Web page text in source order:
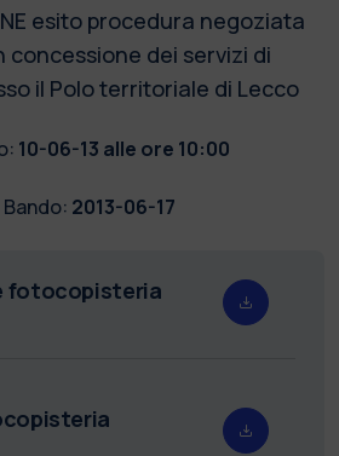
esito procedura negoziata
concessione dei servizi di
il Polo territoriale di Lecco
10-06-13 alle ore 10:00
2013-06-17
fotocopisteria